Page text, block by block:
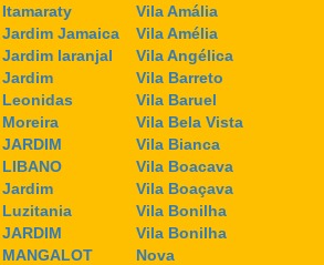
Itamaraty
Jardim Jamaica
Jardim laranjal
Jardim
Leonidas
Moreira
JARDIM
LIBANO
Jardim
Luzitania
JARDIM
MANGALOT
Vila Amália
Vila Amélia
Vila Angélica
Vila Barreto
Vila Baruel
Vila Bela Vista
Vila Bianca
Vila Boacava
Vila Boaçava
Vila Bonilha
Vila Bonilha
Nova